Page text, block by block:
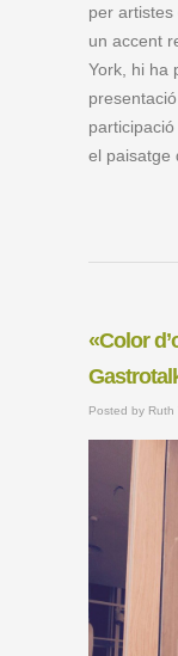
per
un accent
York, hi ha
el paisatge
«Color
Posted by Ruth